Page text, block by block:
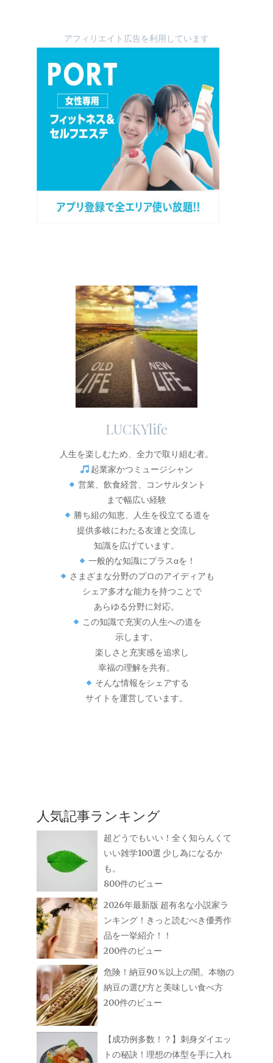
アフィリエイト広告を利用しています
LUCKYlife
人生を楽しむため、全力で取り組む者。
起業家かつミュージシャン
営業、飲食経営、コンサルタント
まで幅広い経験
勝ち組の知恵、人生を役立てる道を
提供多岐にわたる友達と交流し
知識を広げています。
一般的な知識にプラスαを！
さまざまな分野のプロのアイディアも
シェア多才な能力を持つことで
あらゆる分野に対応。
この知識で充実の人生への道を
示します。
楽しさと充実感を追求し
幸福の理解を共有。
そんな情報をシェアする
サイトを運営しています。
人気記事ランキング
超どうでもいい！全く知らんくて
いい雑学100選 少し為になるか
も。
800件のビュー
2026年最新版 超有名な小説家ラ
ンキング！きっと読むべき優秀作
品を一挙紹介！！
200件のビュー
危険！納豆90％以上の闇。本物の
納豆の選び方と美味しい食べ方
200件のビュー
【成功例多数！？】刺身ダイエッ
トの秘訣！理想の体型を手に入れ